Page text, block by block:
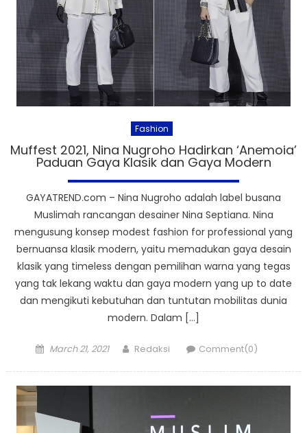
Fashion
Muffest 2021, Nina Nugroho Hadirkan ‘Anemoia’
Paduan Gaya Klasik dan Gaya Modern
GAYATREND.com – Nina Nugroho adalah label busana
Muslimah rancangan desainer Nina Septiana. Nina
mengusung konsep modest fashion for professional yang
bernuansa klasik modern, yaitu memadukan gaya desain
klasik yang timeless dengan pemilihan warna yang tegas
yang tak lekang waktu dan gaya modern yang up to date
dan mengikuti kebutuhan dan tuntutan mobilitas dunia
modern. Dalam […]
Posted
March 21, 2021 Author
Redaksi Comment(0)